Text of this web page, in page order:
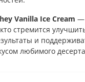
Vanilla Ice Cream —
стремится
и
любимого